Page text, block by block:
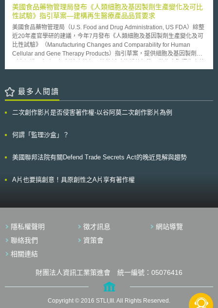
申請制度，並在同年5月修改法案獲得通過[3]。依據此新通過的授權申請制
度，日本文化廳可以針對未授權集體管理或權利人提供利用意願不明的著
用。 除建立授權意願不明的利用授權法令依據外，日本亦擬在實務上建立
配套機制，即透過數位化、一體化的流程設計，規劃建立能夠跨領域尋找著
作權資料的資料庫，以利確認權利資訊和使用許可的意願表示。而針對橫向
跨域的權利資訊資料庫的構建，日本特別成立研究小組，於2022年12月
法的實施期間，建立並運營「領域橫向權利資訊檢索系統」，以連接各領域
資料庫[4]。 該系統將力求實現數位化程度最高的設計，除了與各領域資料
庫連接外，還將包括設置統一的窗口組織來執行新的授權利機制，設法使未
簡化流程和加快速度，這些窗口組織（機構）將由經文化廳長官認可的單位
對於擬取得無期限的授權使用的利用人，可以利用不明著作授權制度，並可
透過這些窗口組織簡化相關授權程序[5]。 參、事件評析 日本已考慮到數位
私協力尋找權利者、確認使用可行性的合作，規劃建立跨領域權利資訊檢索
到資訊科技可以降低、便利權利資訊的登錄，讓權利人不會因為登錄作業麻
煩而意願欠缺；而與既有資料的串接，則可在不會喪失保有各自資料庫的保
障下，快速建立資料完整的檢索查詢平台。因此日本預計2023年將首先確
定要優先合作的資料庫、研究合作方式、建立檢索介面的概念；同時對未集
中管理的著作等內容的權利資訊登記方法進行需求調查和探討，預計於
外，為促進新的權利處理制度的實現，由於資料分散在不同地方，相較於單
一的官方登錄或受理平台，多元的受理窗口更能便利的登錄、受理做法，日
本考慮與數位/網路出版等網上內容流通的中介者共同協作，更能以適應數
位時代的速度為基礎與先進技術的應用，順利實現新制度的準備和持續營
對抗冠狀病毒的侵襲與實現淨零（Net Zero）排放的目標。呼應英國在
2020年發表研發路徑圖（R&D Roadmap）以及2021年7月發布的創新戰略
（Innovation Strategy），英國目標在2035年成為全球創新中心。 面
對2020年英國脫離歐盟的巨大轉變，英國智慧財產局同步推動「單一智慧
財產局轉型計畫」（One IPO Transformation Programme），以組織重
塑、流程再造及數位轉型等方式，完成包含透過政府數位服務系統
（Government Digital Service, GDS）推動智慧財產權管理數位化、開發基
勵創新活動，除了面對脫歐過渡期確保對英國商標跟設計等智慧財產權能在
脫歐後繼續受歐盟法規的保護，還有藉由與歐洲經濟區以及其他國家的雙邊
或多邊貿易協定，納入智慧財產權條款（包含智財保護與執法）、對創新活
英國企業在國內外的創新與成長。
美國食品藥物管理局發布《人類細胞及基因製劑生產變化及可比
性試驗》指引草案—建構再生醫療產品品質要求
美國食品藥物管理局（U.S. Food and Drug Administration, US FDA）綜整
近20年產官學研的建議，今年7月發布《人類細胞及基因製劑生產變化及可
比性試驗》（Manufacturing Changes and Comparability for Human
Cellular and Gene Therapy Products）指引草案，提供細胞及基因製劑
參考。US FDA並強調若臨床開發與製程開發同步，將會使產品品質提升、
（Investigational New Drug, IND）及上市許可有明確的遵循方向。 之所以
會需要有此指引的提出，乃是因為現今全球評估生物製劑原料藥或成品在製
國際醫藥法規協和會（International Council for Harmonisation of
「生物製劑可比性試驗」（ICH Q5E Biotechnological/biological products
品及其衍生物，並不完全適用細胞及基因製劑。 可比性試驗的目的是確保
的原料藥或成品，品質需具有高度相似性，才可引用之前的CMC或IND的資
驗證確校、安定性及批次變更的可比性依據。讓業者可依循本指引草案，加
速細胞及基因製劑的開發、IND申請及產品上市，提升生醫產業的發展。 本
最多人閱讀
二次創作影片是否侵害著作權-以谷阿莫二次創作影片為例
何謂「監理沙盒」？
美國聯邦法院有關Defend Trade Secrets Act的晚近見解與趨勢
A片也要搞創意！具原創性之A片享有著作權
隱私權聲明 徵才訊息
網站導覽
聯絡我們
資策會
相關連結
財團法人資訊工業策進會 統一編號：05076416
Copyright © 2016 STLI,III. All Rights Reserved.